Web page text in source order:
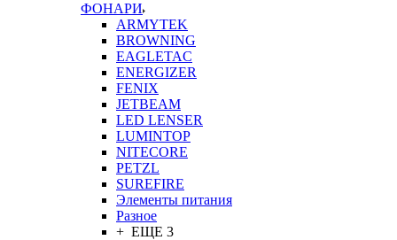
ФОНАРИ
ARMYTEK
BROWNING
EAGLETAC
ENERGIZER
FENIX
JETBEAM
LED LENSER
LUMINTOP
NITECORE
PETZL
SUREFIRE
Элементы питания
Разное
+ ЕЩЕ 3